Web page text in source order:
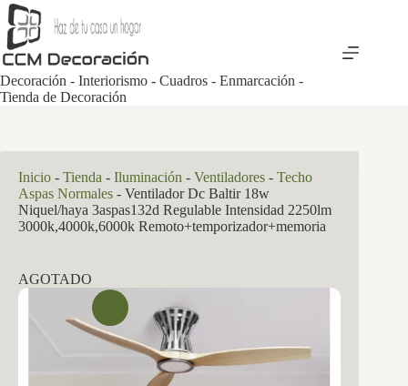
Saltar
al
contenido
Decoración - Interiorismo - Cuadros - Enmarcación -
Tienda de Decoración
Inicio - Tienda - Iluminación - Ventiladores - Techo
Aspas Normales - Ventilador Dc Baltir 18w
Niquel/haya 3aspas132d Regulable Intensidad 2250lm
3000k,4000k,6000k Remoto+temporizador+memoria
AGOTADO